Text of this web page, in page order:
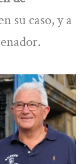
su caso, y a